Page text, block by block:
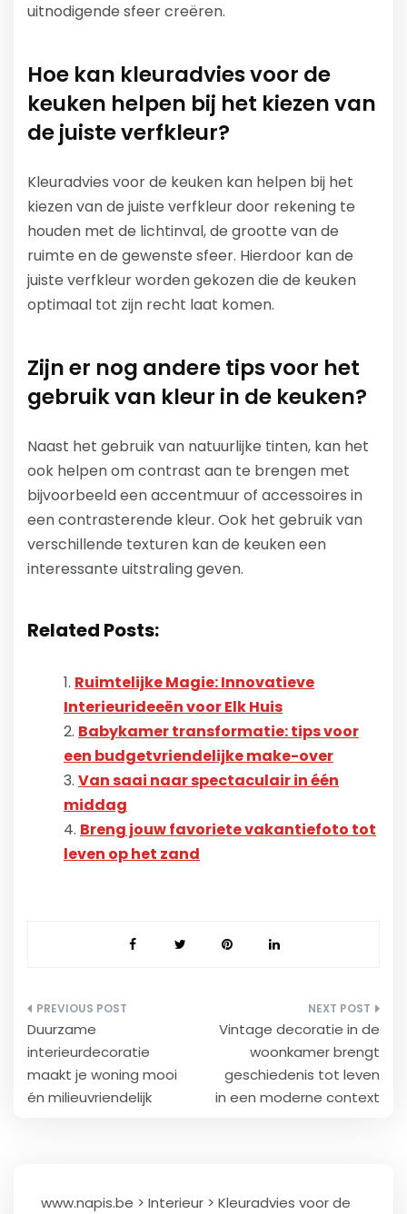
uitnodigende sfeer creëren.
Hoe kan kleuradvies voor de
keuken helpen bij het kiezen van
de juiste verfkleur?
Kleuradvies voor de keuken kan helpen bij het
kiezen van de juiste verfkleur door rekening te
houden met de lichtinval, de grootte van de
ruimte en de gewenste sfeer. Hierdoor kan de
juiste verfkleur worden gekozen die de keuken
optimaal tot zijn recht laat komen.
Zijn er nog andere tips voor het
gebruik van kleur in de keuken?
Naast het gebruik van natuurlijke tinten, kan het
ook helpen om contrast aan te brengen met
bijvoorbeeld een accentmuur of accessoires in
een contrasterende kleur. Ook het gebruik van
verschillende texturen kan de keuken een
interessante uitstraling geven.
Related Posts:
Ruimtelijke Magie: Innovatieve
Interieurideeën voor Elk Huis
Babykamer transformatie: tips voor
een budgetvriendelijke make-over
Van saai naar spectaculair in één
middag
Breng jouw favoriete vakantiefoto tot
leven op het zand
Berichtnavigatie
Duurzame
interieurdecoratie
maakt je woning mooi
én milieuvriendelijk
Vintage decoratie in de
woonkamer brengt
geschiedenis tot leven
in een moderne context
www.napis.be > Interieur > Kleuradvies voor de